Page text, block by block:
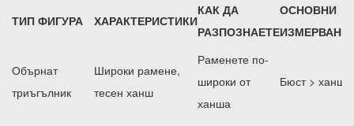
ТИП ФИГУРА ХАРАКТЕРИСТИКИ
КАК ДА
РАЗПОЗНАЕТЕ
ОСНОВНИ
Обърнат
триъгълник
Широки рамене,
тесен ханш
Раменете по-
широки от
ханша
Бюст > ханш